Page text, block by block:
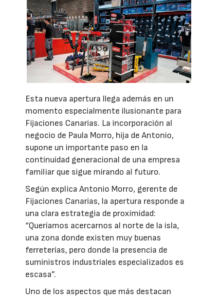
Esta nueva apertura llega además en un
momento especialmente ilusionante para
Fijaciones Canarias. La incorporación al
negocio de Paula Morro, hija de Antonio,
supone un importante paso en la
continuidad generacional de una empresa
familiar que sigue mirando al futuro.
Según explica Antonio Morro, gerente de
Fijaciones Canarias, la apertura responde a
una clara estrategia de proximidad:
“Queríamos acercarnos al norte de la isla,
una zona donde existen muy buenas
ferreterías, pero donde la presencia de
suministros industriales especializados es
escasa”.
Uno de los aspectos que más destacan